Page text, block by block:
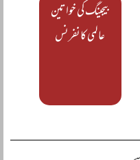
بیجینگ کی خواتین
عالمی کانفرنس